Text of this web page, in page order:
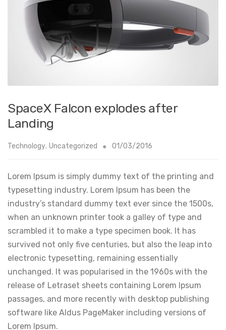
SpaceX Falcon explodes after
Landing
Technology, Uncategorized 01/03/2016
Lorem Ipsum is simply dummy text of the printing and
typesetting industry. Lorem Ipsum has been the
industry’s standard dummy text ever since the 1500s,
when an unknown printer took a galley of type and
scrambled it to make a type specimen book. It has
survived not only five centuries, but also the leap into
electronic typesetting, remaining essentially
unchanged. It was popularised in the 1960s with the
release of Letraset sheets containing Lorem Ipsum
passages, and more recently with desktop publishing
software like Aldus PageMaker including versions of
Lorem Ipsum.